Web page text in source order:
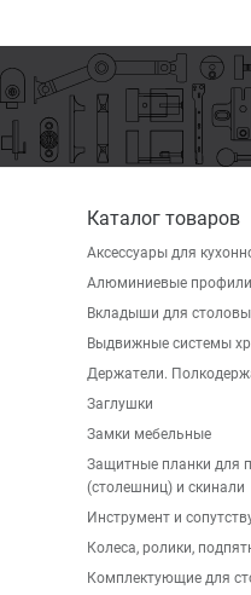
Каталог товаров
Аксессуары для
Алюминиевые
Вкладыши для
Выдвижные системы
Держатели.
Заглушки
Замки мебельные
Защитные планки для
(столешниц) и скинали
Инструмент и
Колеса, ролики,
Комплектующие для